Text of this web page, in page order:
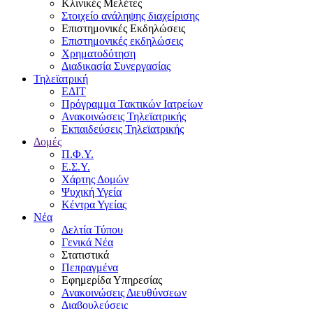
Κλινικές Μελέτες
Στοιχείο ανάληψης διαχείρισης
Επιστημονικές Εκδηλώσεις
Επιστημονικές εκδηλώσεις
Χρηματοδότηση
Διαδικασία Συνεργασίας
Τηλεϊατρική
ΕΔΙΤ
Πρόγραμμα Τακτικών Ιατρείων
Ανακοινώσεις Τηλεϊατρικής
Εκπαιδεύσεις Τηλεϊατρικής
Δομές
Π.Φ.Υ.
Ε.Σ.Υ.
Χάρτης Δομών
Ψυχική Υγεία
Κέντρα Υγείας
Νέα
Δελτία Τύπου
Γενικά Νέα
Στατιστικά
Πεπραγμένα
Εφημερίδα Υπηρεσίας
Ανακοινώσεις Διευθύνσεων
Διαβουλεύσεις